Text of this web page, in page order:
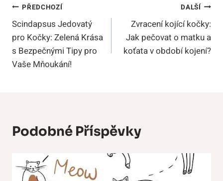
Navigace
Pro
Příspěvek
PŘEDCHOZÍ
Scindapsus Jedovatý
pro Kočky: Zelená Krása
s Bezpečnými Tipy pro
Vaše Mňoukání!
DALŠÍ
Zvracení kojící kočky:
Jak pečovat o matku a
koťata v období kojení?
Podobné Příspěvky